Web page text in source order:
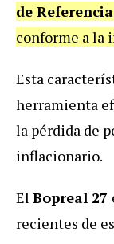
de
conforme a la
Esta
herramienta
la pérdida de
inflacionario.
El Bopreal 27
recientes de